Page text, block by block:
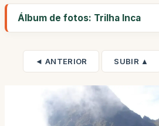
Álbum de fotos: Trilha Inca
◄ ANTERIOR SUBIR ▲